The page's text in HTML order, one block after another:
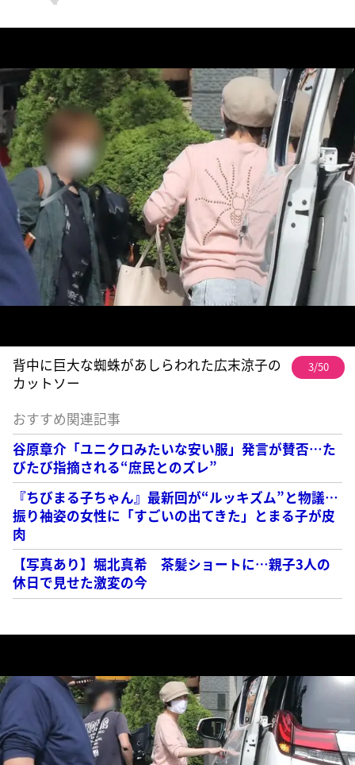
背中に巨大な蜘蛛があしらわれた広末涼子の
カットソー
3/50
おすすめ関連記事
谷原章介「ユニクロみたいな安い服」発言が賛否…た
びたび指摘される“庶民とのズレ”
『ちびまる子ちゃん』最新回が“ルッキズム”と物議…
振り袖姿の女性に「すごいの出てきた」とまる子が皮
肉
【写真あり】堀北真希 茶髪ショートに…親子3人の
休日で見せた激変の今